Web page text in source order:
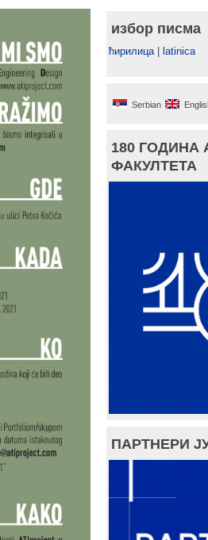
избор писма
ћирилица| latinica
Serbian
180 ГОДИНА
ФАКУЛТЕТА
ПАРТНЕРИ